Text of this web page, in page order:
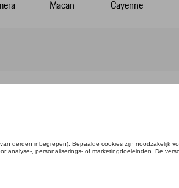
Macan Cayenne
RACING